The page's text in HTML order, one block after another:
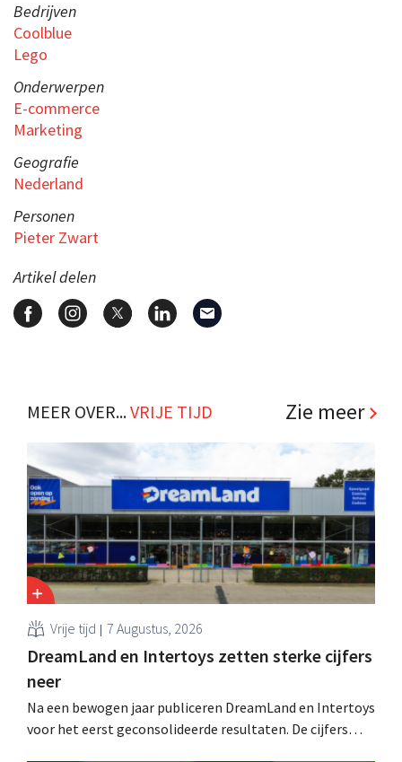
Bedrijven
Coolblue
Lego
Onderwerpen
E-commerce
Marketing
Geografie
Nederland
Personen
Pieter Zwart
Artikel delen
MEER OVER...VRIJE TIJD Zie meer
Vrije tijd 7 Augustus, 2026
DreamLand en Intertoys zetten sterke cijfers
neer
Na een bewogen jaar publiceren DreamLand en Intertoys
voor het eerst geconsolideerde resultaten. De cijfers